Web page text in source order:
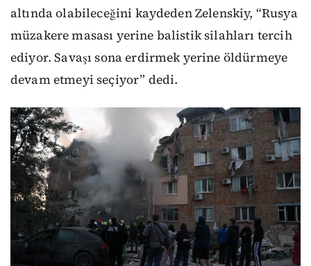
altında olabileceğini kaydeden Zelenskiy, “Rusya
müzakere masası yerine balistik silahları tercih
ediyor. Savaşı sona erdirmek yerine öldürmeye
devam etmeyi seçiyor” dedi.